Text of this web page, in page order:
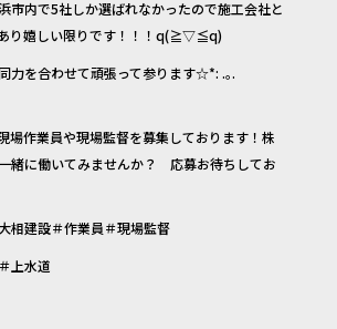
市内で5社しか選ばれなかったので施工会社と
あり嬉しい限りです！！！q(≧▽≦q)
力を合わせて頑張って参ります☆*: .｡.
場作業員や現場監督を募集しております！株
緒に働いてみませんか？ 応募お待ちしてお
相建設＃作業員＃現場監督
上水道